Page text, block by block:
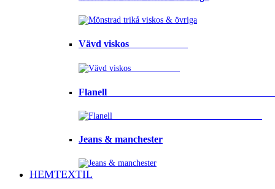
Vävd viskos⠀⠀⠀⠀⠀⠀⠀⠀
Flanell
Jeans & manchester
HEMTEXTIL